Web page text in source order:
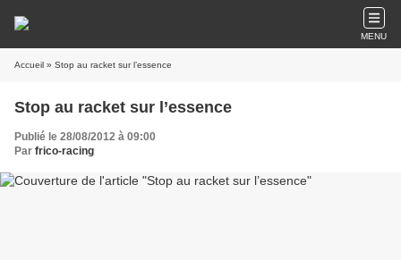
MENU
Accueil » Stop au racket sur l’essence
Stop au racket sur l’essence
Publié le 28/08/2012 à 09:00
Par frico-racing